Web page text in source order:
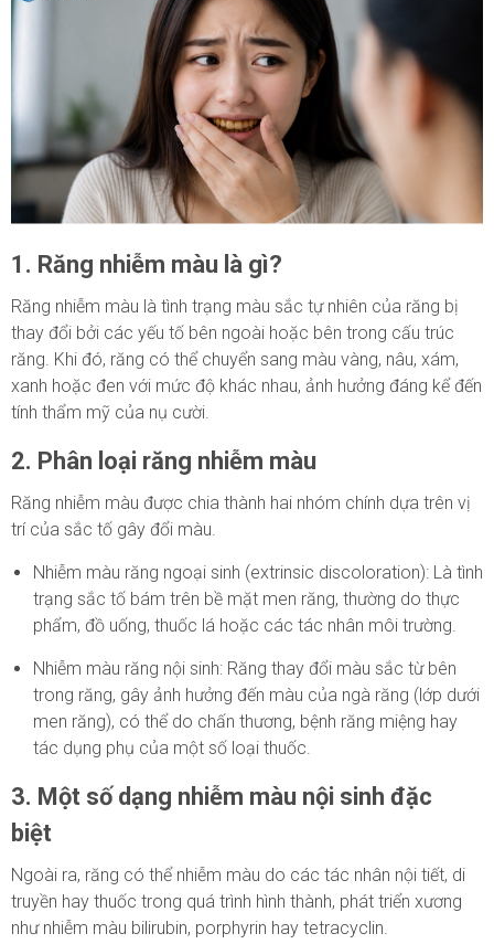
1. Răng nhiễm màu là gì?
Răng nhiễm màu là tình trạng màu sắc tự nhiên của răng bị
thay đổi bởi các yếu tố bên ngoài hoặc bên trong cấu trúc
răng. Khi đó, răng có thể chuyển sang màu vàng, nâu, xám,
xanh hoặc đen với mức độ khác nhau, ảnh hưởng đáng kể đến
tính thẩm mỹ của nụ cười.
2. Phân loại răng nhiễm màu
Răng nhiễm màu được chia thành hai nhóm chính dựa trên vị
trí của sắc tố gây đổi màu.
Nhiễm màu răng ngoại sinh (extrinsic discoloration): Là tình
trạng sắc tố bám trên bề mặt men răng, thường do thực
phẩm, đồ uống, thuốc lá hoặc các tác nhân môi trường.
Nhiễm màu răng nội sinh: Răng thay đổi màu sắc từ bên
trong răng, gây ảnh hưởng đến màu của ngà răng (lớp dưới
men răng), có thể do chấn thương, bệnh răng miệng hay
tác dụng phụ của một số loại thuốc.
3. Một số dạng nhiễm màu nội sinh đặc
biệt
Ngoài ra, răng có thể nhiễm màu do các tác nhân nội tiết, di
truyền hay thuốc trong quá trình hình thành, phát triển xương
như nhiễm màu bilirubin, porphyrin hay tetracyclin.